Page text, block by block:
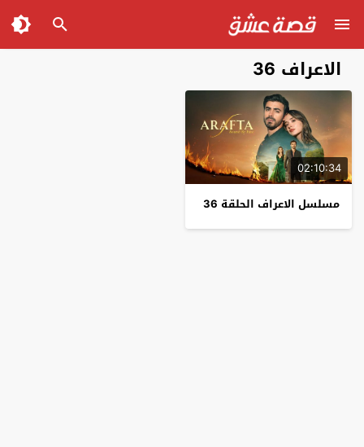
الاعراف 36
02:10:34
مسلسل الاعراف الحلقة 36